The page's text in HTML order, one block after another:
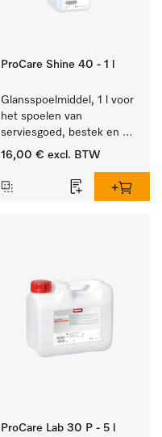
ProCare Shine 40 - 1 l
Glansspoelmiddel, 1 l voor
het spoelen van
serviesgoed, bestek en
ideaal voor glazen.
16,00 € excl. BTW
ProCare Lab 30 P - 5 l